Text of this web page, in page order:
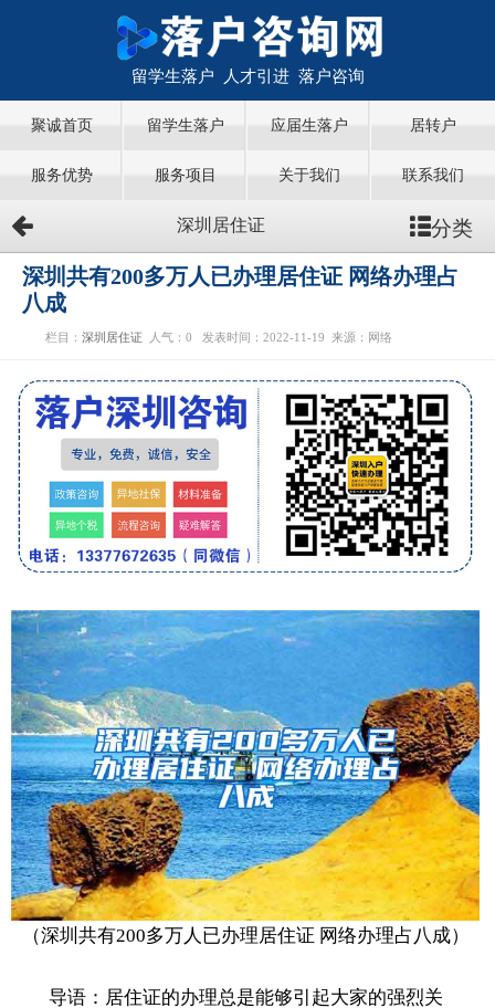
留学生落户 人才引进 落户咨询
聚诚首页 留学生落户 应届生落户 居转户
服务优势 服务项目 关于我们 联系我们
深圳居住证 分类
深圳共有200多万人已办理居住证 网络办理占
八成
栏目： 深圳居住证 人气： 0 发表时间：2022-11-19 来源：网络
（深圳共有200多万人已办理居住证 网络办理占八成）
导语：居住证的办理总是能够引起大家的强烈关